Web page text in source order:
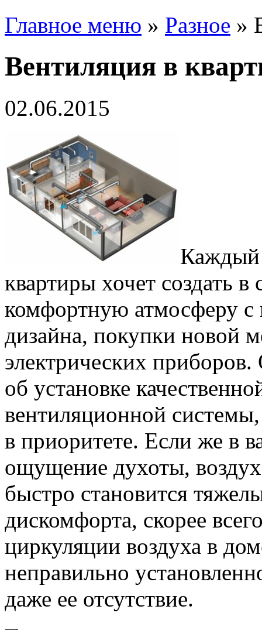
Главное меню » Разное »
Вентиляция в
02.06.2015
Каждый
квартиры хочет создать
комфортную атмосферу
дизайна, покупки новой
электрических
об установке
вентиляционной
в приоритете. Если же в
ощущение духоты,
быстро становится
дискомфорта, скорее
циркуляции воздуха в
неправильно
даже ее отсутствие.